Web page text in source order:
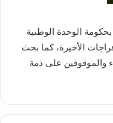
الوحدة الوطنية
الأخيرة، كما بحث
والموقوفين على ذمة